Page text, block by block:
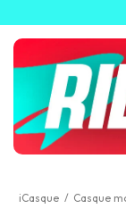
iCasque / Casque